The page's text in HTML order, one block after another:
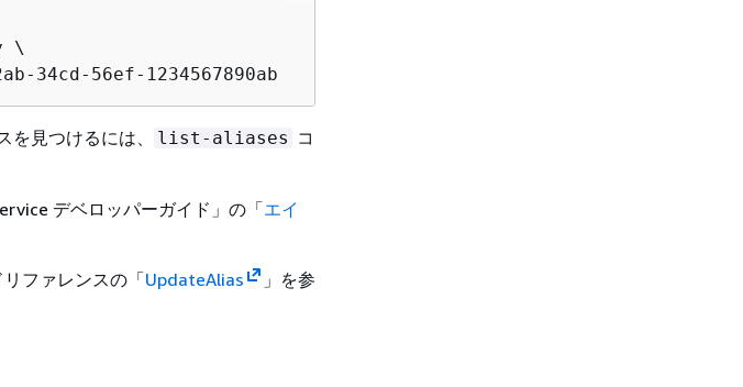
\
34cd-56ef-1234567890ab
見つけるには、 list-aliases コ
デベロッパーガイド」の「エイ
リファレンスの「UpdateAlias
」を参